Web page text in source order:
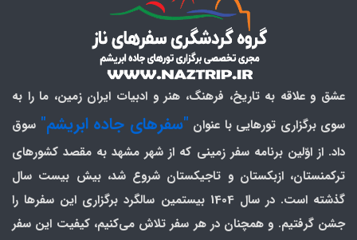
عشق و علاقه به تاریخ، فرهنگ، هنر و ادبیات ایران زمین، ما را به
سوی برگزاری تورهایی با عنوان "سفرهای جاده ابریشم" سوق
داد. از اوّلین برنامه سفر زمینی که از شهر مشهد به مقصد کشورهای
ترکمنستان، ازبکستان و تاجیکستان شروع شد، بیش بیست سال
گذشته است. در سال 1404 بیستمین سالگرد برگزاری این سفرها را
جشن گرفتیم. و همچنان در هر سفر تلاش می‌کنیم، کیفیت این سفر